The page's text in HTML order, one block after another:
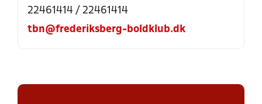
22461414 / 22461414
tbn@frederiksberg-boldklub.dk